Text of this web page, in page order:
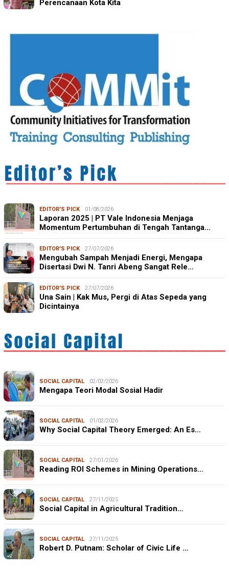
Perencanaan Kota Kita
EDITOR'S PICK 01/08/2026
Laporan 2025 | PT Vale Indonesia Menjaga
Momentum Pertumbuhan di Tengah Tantanga…
EDITOR'S PICK 27/07/2026
Mengubah Sampah Menjadi Energi, Mengapa
Disertasi Dwi N. Tanri Abeng Sangat Rele…
EDITOR'S PICK 27/07/2026
Una Sain | Kak Mus, Pergi di Atas Sepeda yang
Dicintainya
SOCIAL CAPITAL 02/02/2026
Mengapa Teori Modal Sosial Hadir
SOCIAL CAPITAL 01/02/2026
Why Social Capital Theory Emerged: An Es…
SOCIAL CAPITAL 27/01/2026
Reading ROI Schemes in Mining Operations…
SOCIAL CAPITAL 27/11/2025
Social Capital in Agricultural Tradition…
SOCIAL CAPITAL 27/11/2025
Robert D. Putnam: Scholar of Civic Life …